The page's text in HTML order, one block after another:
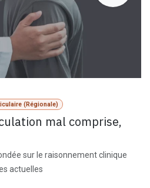
(Régionale)
mal comprise,
sur le raisonnement clinique
actuelles